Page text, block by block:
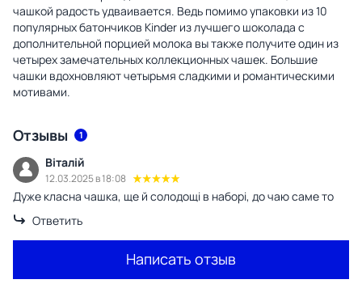
чашкой радость удваивается. Ведь помимо упаковки из 10
популярных батончиков Kinder из лучшего шоколада с
дополнительной порцией молока вы также получите один из
четырех замечательных коллекционных чашек. Большие
чашки вдохновляют четырьмя сладкими и романтическими
мотивами.
Отзывы 1
Віталій
12.03.2025 в 18:08
Дуже класна чашка, ще й солодощі в наборі, до чаю саме то
Ответить
Написать отзыв